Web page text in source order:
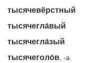
тысячевёрстный
тысячегла́вый
тысячегла́зый
тысячеголо́в, -а